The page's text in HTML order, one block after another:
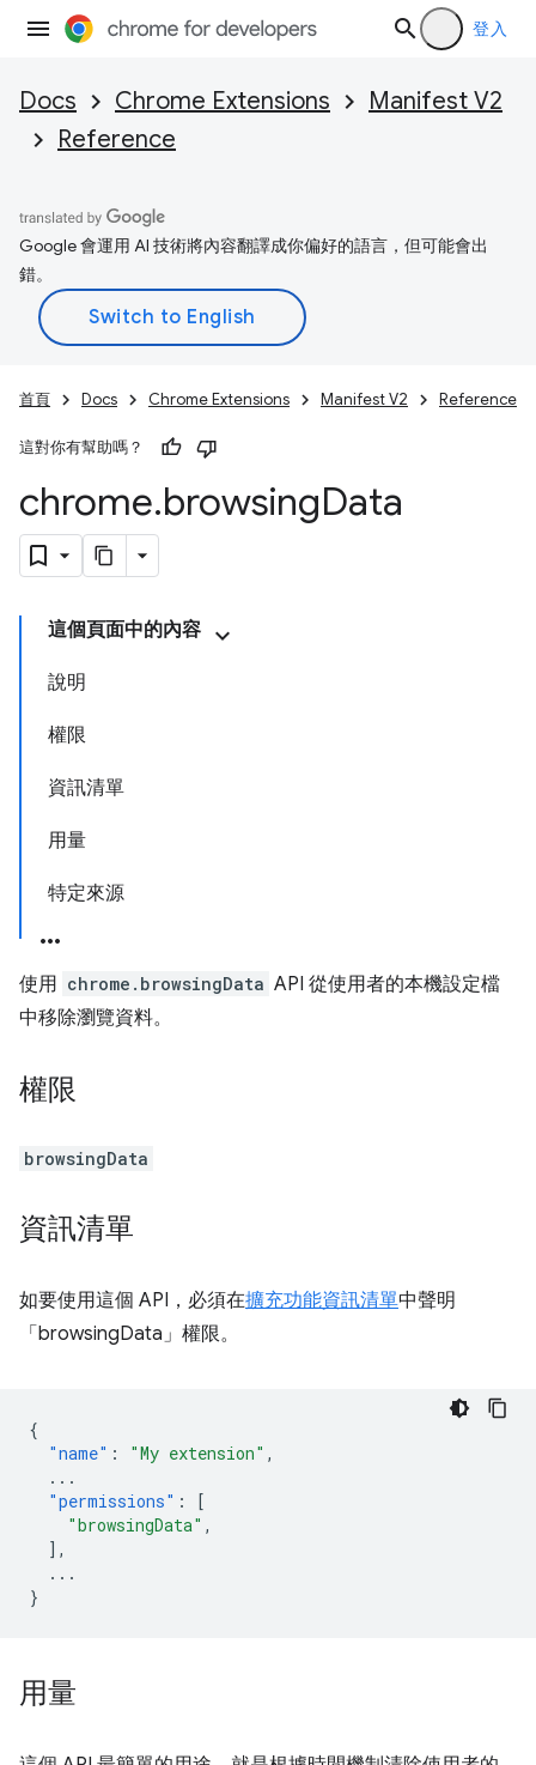
登入
Docs Chrome Extensions
Manifest V2
Reference
Google 會運用 AI 技術將內容翻譯成你偏好的語言，但可能會出
錯。
首頁 Docs Chrome Extensions Manifest V2 Reference
這對你有幫助嗎？
chrome.browsingData
這個頁面中的內容
說明
權限
資訊清單
用量
特定來源
使用 chrome.browsingData API 從使用者的本機設定檔
中移除瀏覽資料。
權限
browsingData
資訊清單
如要使用這個 API，必須在擴充功能資訊清單中聲明
「browsingData」權限。
{
"name" : "My extension" ,
...
"permissions" :
[
"browsingData" ,
],
...
}
用量